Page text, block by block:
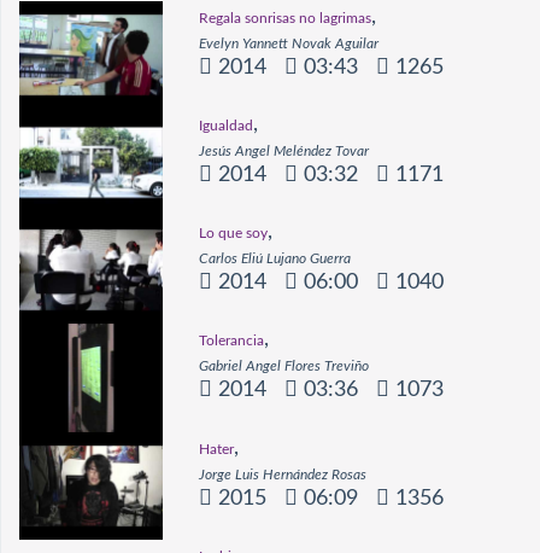
Regala sonrisas no lagrimas,
Evelyn Yannett Novak Aguilar
2014 03:43 1265
Igualdad ,
Jesús Angel Meléndez Tovar
2014 03:32 1171
Lo que soy,
Carlos Eliú Lujano Guerra
2014 06:00 1040
Tolerancia,
Gabriel Angel Flores Treviño
2014 03:36 1073
Hater,
Jorge Luis Hernández Rosas
2015 06:09 1356